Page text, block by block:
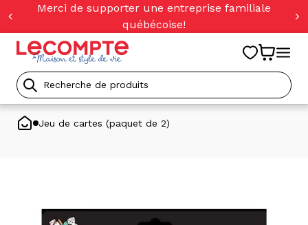
Merci de supporter une entreprise familiale
québécoise!
Recherche
de
Jeu de cartes (paquet de 2)